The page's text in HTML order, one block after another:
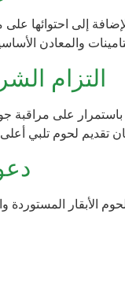
إلى احتوائها
التزام
على مراقبة
الأبقار